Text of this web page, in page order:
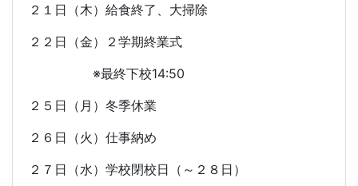
２１日（木）給食終了、大掃除
２２日（金）２学期終業式
※最終下校14:50
２５日（月）冬季休業
２６日（火）仕事納め
２７日（水）学校閉校日（～２８日）